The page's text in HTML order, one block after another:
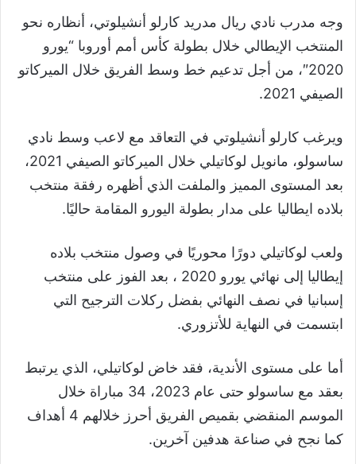
وجه مدرب نادي ريال مدريد كارلو أنشيلوتي، أنظاره نحو
المنتخب الإيطالي خلال بطولة كأس أمم أوروبا “يورو
2020″، من أجل تدعيم خط وسط الفريق خلال الميركاتو
الصيفي 2021.
ويرغب كارلو أنشيلوتي في التعاقد مع لاعب وسط نادي
ساسولو، مانويل لوكاتيلي خلال الميركاتو الصيفي 2021،
بعد المستوى المميز والملفت الذي أظهره رفقة منتخب
بلاده ايطاليا على مدار بطولة اليورو المقامة حاليًا.
ولعب لوكاتيلي دورًا محوريًا في وصول منتخب بلاده
إيطاليا إلى نهائي يورو 2020 ، بعد الفوز على منتخب
إسبانيا في نصف النهائي بفضل ركلات الترجيح التي
ابتسمت في النهاية للأتزوري.
أما على مستوى الأندية، فقد خاض لوكاتيلي، الذي يرتبط
بعقد مع ساسولو حتى عام 2023، 34 مباراة خلال
الموسم المنقضي بقميص الفريق أحرز خلالهم 4 أهداف
كما نجح في صناعة هدفين آخرين.